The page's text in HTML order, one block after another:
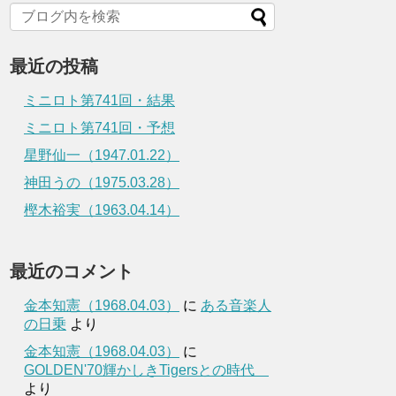
最近の投稿
ミニロト第741回・結果
ミニロト第741回・予想
星野仙一（1947.01.22）
神田うの（1975.03.28）
樫木裕実（1963.04.14）
最近のコメント
金本知憲（1968.04.03） に ある音楽人
の日乗 より
金本知憲（1968.04.03）
に
GOLDEN'70輝かしきTigersとの時代
より